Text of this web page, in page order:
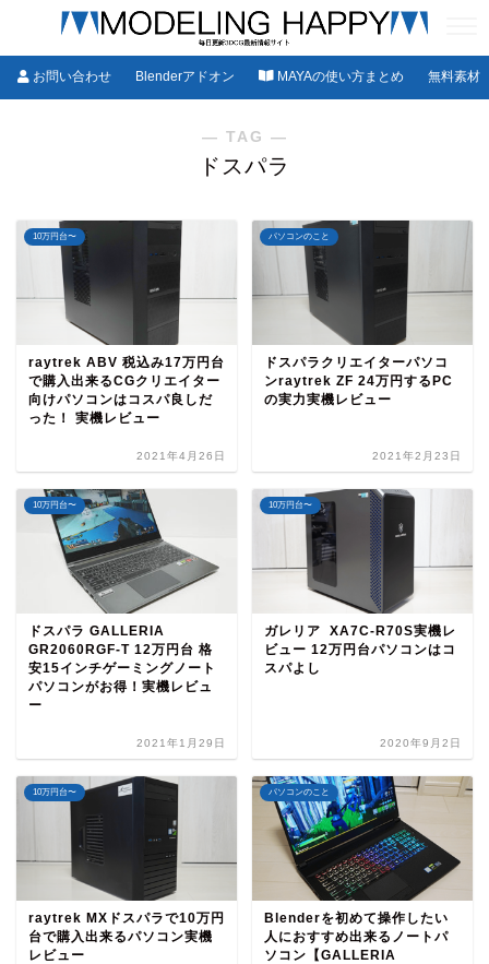
お問い合わせ Blenderアドオン MAYAの使い方まとめ 無料素材
― TAG ―
ドスパラ
10万円台〜
raytrek ABV 税込み17万円台
で購入出来るCGクリエイター
向けパソコンはコスパ良しだ
った！ 実機レビュー
2021年4月26日
パソコンのこと
ドスパラクリエイターパソコ
ンraytrek ZF 24万円するPC
の実力実機レビュー
2021年2月23日
10万円台〜
ドスパラ GALLERIA
GR2060RGF-T 12万円台 格
安15インチゲーミングノート
パソコンがお得！実機レビュ
ー
2021年1月29日
10万円台〜
ガレリア XA7C-R70S実機レ
ビュー 12万円台パソコンはコ
スパよし
2020年9月2日
10万円台〜
raytrek MXドスパラで10万円
台で購入出来るパソコン実機
レビュー
パソコンのこと
Blenderを初めて操作したい
人におすすめ出来るノートパ
ソコン【GALLERIA